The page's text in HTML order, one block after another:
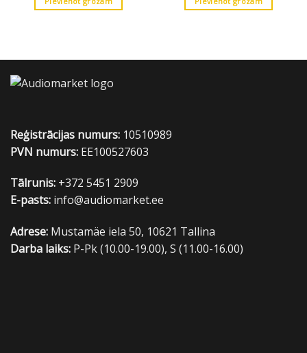
Reģistrācijas numurs: 10510989
PVN numurs: EE100527603
Tālrunis: +372 5451 2909
E-pasts: info@audiomarket.ee
Adrese: Mustamäe iela 50, 10621 Tallina
Darba laiks: P-Pk (10.00-19.00), S (11.00-16.00)